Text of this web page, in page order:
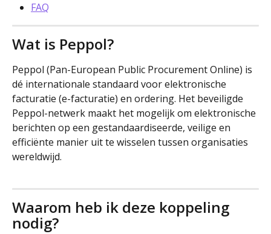
FAQ
Wat is Peppol?
Peppol (Pan-European Public Procurement Online) is
dé internationale standaard voor elektronische
facturatie (e-facturatie) en ordering. Het beveiligde
Peppol-netwerk maakt het mogelijk om elektronische
berichten op een gestandaardiseerde, veilige en
efficiënte manier uit te wisselen tussen organisaties
wereldwijd.
Waarom heb ik deze koppeling
nodig?